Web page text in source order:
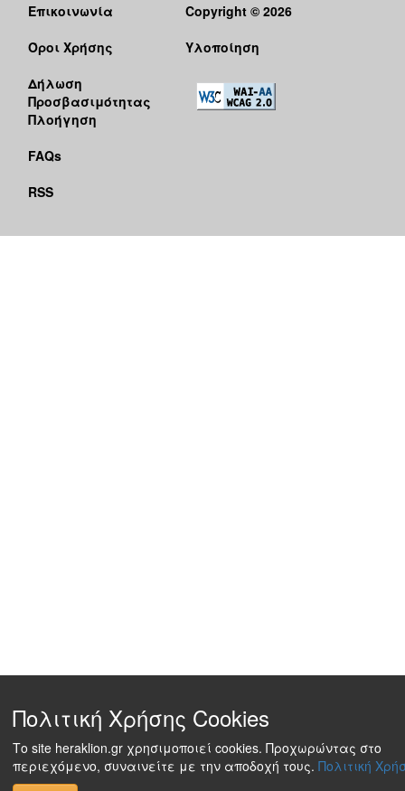
Επικοινωνία
Όροι Χρήσης
Δήλωση
Προσβασιμότητας
Πλοήγηση
FAQs
RSS
Copyright © 2026
Υλοποίηση
Πολιτική Χρήσης Cookies
Το site heraklion.gr χρησιμοποιεί cookies. Προχωρώντας στο
περιεχόμενο, συναινείτε με την αποδοχή τους. Πολιτική